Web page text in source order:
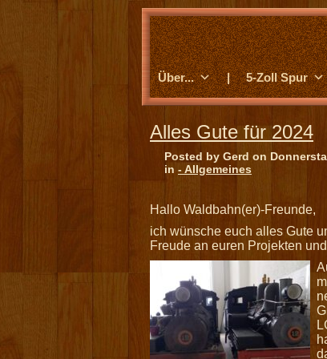
Über... | 5-Zoll Spur
Alles Gute für 2024
Posted by Gerd on
in - Allgemeines
Hallo Waldbahn(er)-Freunde,
ich wünsche euch alles Gute
Freude an euren Projekten